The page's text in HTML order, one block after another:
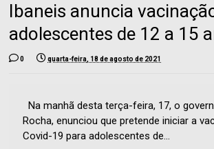
Ibaneis anuncia
adolescentes de 12 a 15
0 quarta-feira, 18 de agosto de 2021
Na manhã desta terça-feira, 17, o
Rocha, enunciou que pretende iniciar a
Covid-19 para adolescentes de...